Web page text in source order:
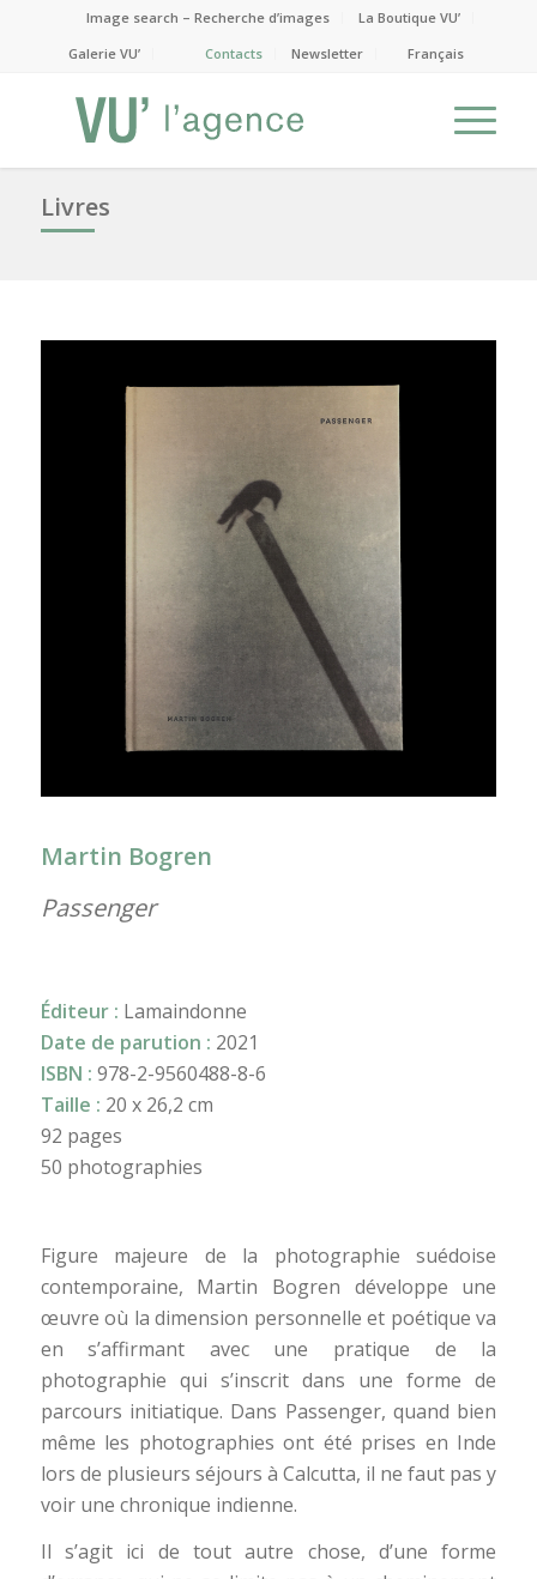
Image search – Recherche d’images
La Boutique VU’
Galerie VU’
Contacts Newsletter Français
Livres
Martin Bogren
Passenger
Éditeur : Lamaindonne
Date de parution : 2021
ISBN : 978-2-9560488-8-6
Taille : 20 x 26,2 cm
92 pages
50 photographies
Figure majeure de la photographie suédoise
contemporaine, Martin Bogren développe une
œuvre où la dimension personnelle et poétique va
en s’affirmant avec une pratique de la
photographie qui s’inscrit dans une forme de
parcours initiatique. Dans Passenger, quand bien
même les photographies ont été prises en Inde
lors de plusieurs séjours à Calcutta, il ne faut pas y
voir une chronique indienne.
Il s’agit ici de tout autre chose, d’une forme